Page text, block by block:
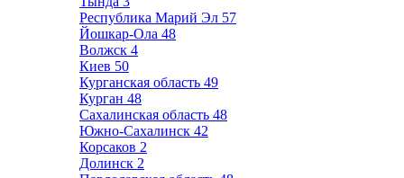
Республика Марий Эл 57
Йошкар-Ола 48
Волжск 4
Киев 50
Курганская область 49
Курган 48
Сахалинская область 48
Южно-Сахалинск 42
Корсаков 2
Долинск 2